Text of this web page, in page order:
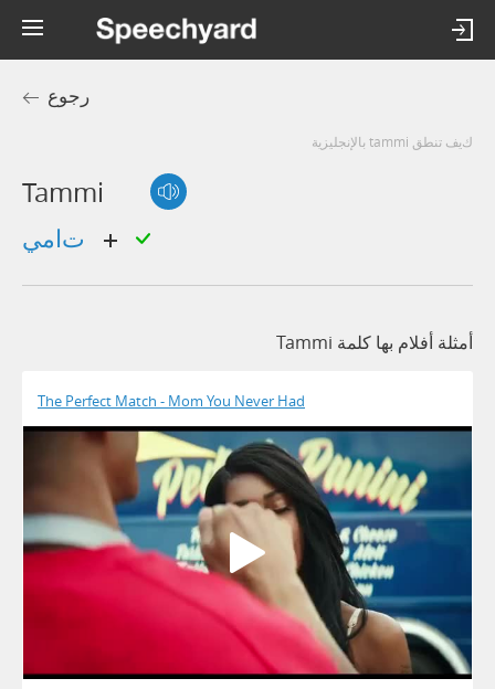
رجوع
كيف تنطق tammi بالإنجليزية
Tammi
أمثلة أفلام بها كلمة Tammi
The Perfect Match - Mom You Never Had